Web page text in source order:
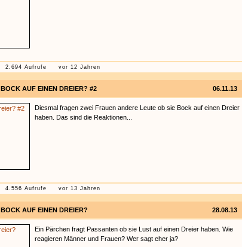
2.694 Aufrufe vor 12 Jahren
06.11.13
BOCK AUF EINEN DREIER? #2
Diesmal fragen zwei Frauen andere Leute ob sie Bock auf einen Dreier
haben. Das sind die Reaktionen...
4.556 Aufrufe vor 13 Jahren
28.08.13
BOCK AUF EINEN DREIER?
Ein Pärchen fragt Passanten ob sie Lust auf einen Dreier haben. Wie
reagieren Männer und Frauen? Wer sagt eher ja?